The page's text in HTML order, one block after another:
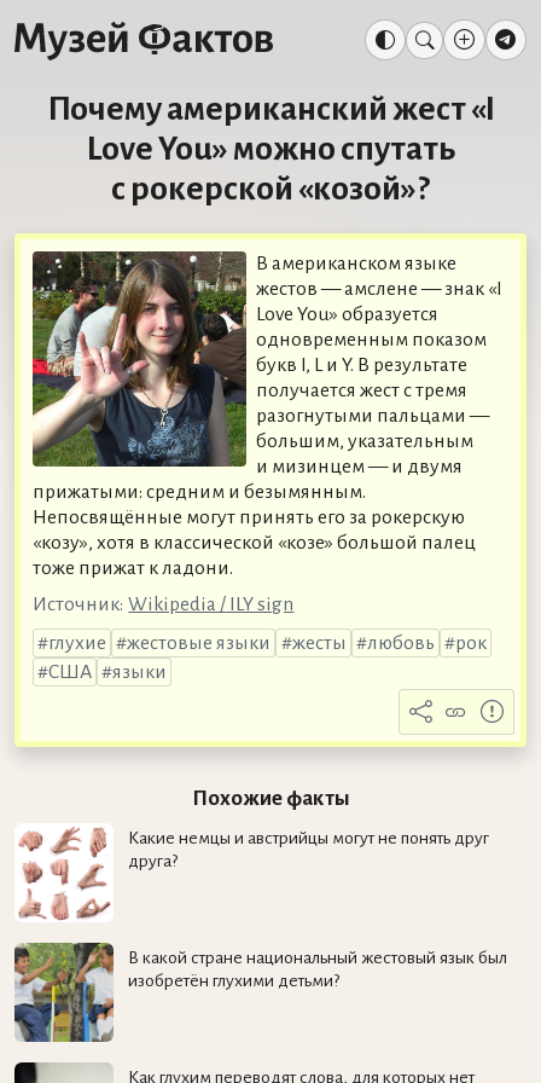
Почему американский жест «I
Love You» можно спутать
с рокерской «козой»?
В американском языке
жестов — амслене — знак «I
Love You» образуется
одновременным показом
букв I, L и Y. В результате
получается жест с тремя
разогнутыми пальцами —
большим, указательным
и мизинцем — и двумя
прижатыми: средним и безымянным.
Непосвящённые могут принять его за рокерскую
«козу», хотя в классической «козе» большой палец
тоже прижат к ладони.
Источник: Wikipedia / ILY sign
глухие
жестовые языки жесты любовь
рок
США
языки
Похожие факты
Какие немцы и австрийцы могут не понять друг
друга?
В какой стране национальный жестовый язык был
изобретён глухими детьми?
Как глухим переводят слова, для которых нет